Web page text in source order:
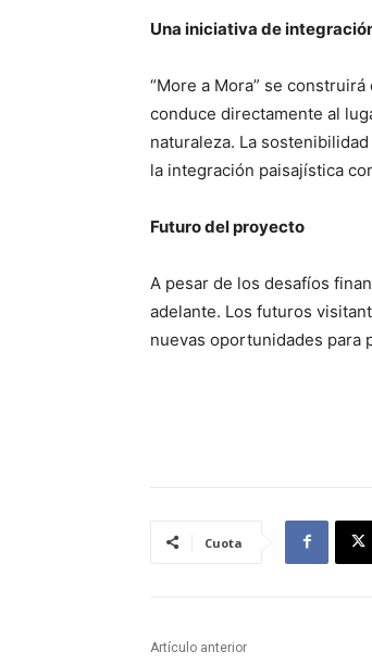
Una iniciativa de
“More a Mora” se
conduce directamente al
naturaleza. La
la integración paisajística
Futuro del proyecto
A pesar de los desafíos
adelante. Los futuros
nuevas oportunidades para
Cuota
Artículo anterior